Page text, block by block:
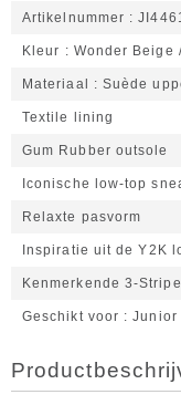
Artikelnummer
Kleur Wonder Beige
Materiaal Suède
Textile lining
Gum Rubber outsole
Iconische low-top
Relaxte pasvorm
Inspiratie uit de Y2K
Kenmerkende 3-
Geschikt voor Junior